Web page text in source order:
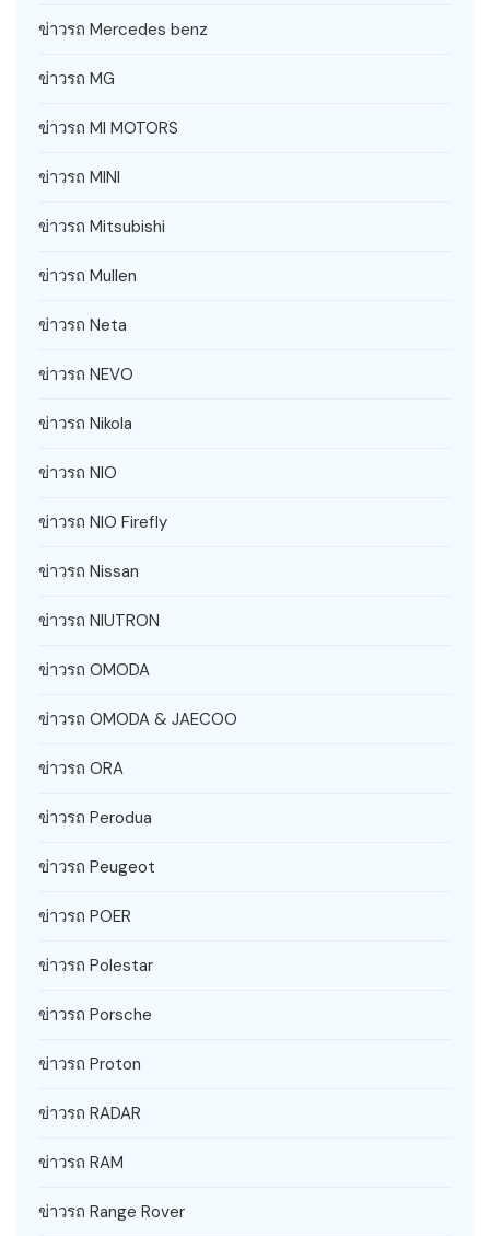
ข่าวรถ Mercedes benz
ข่าวรถ MG
ข่าวรถ MI MOTORS
ข่าวรถ MINI
ข่าวรถ Mitsubishi
ข่าวรถ Mullen
ข่าวรถ Neta
ข่าวรถ NEVO
ข่าวรถ Nikola
ข่าวรถ NIO
ข่าวรถ NIO Firefly
ข่าวรถ Nissan
ข่าวรถ NIUTRON
ข่าวรถ OMODA
ข่าวรถ OMODA & JAECOO
ข่าวรถ ORA
ข่าวรถ Perodua
ข่าวรถ Peugeot
ข่าวรถ POER
ข่าวรถ Polestar
ข่าวรถ Porsche
ข่าวรถ Proton
ข่าวรถ RADAR
ข่าวรถ RAM
ข่าวรถ Range Rover